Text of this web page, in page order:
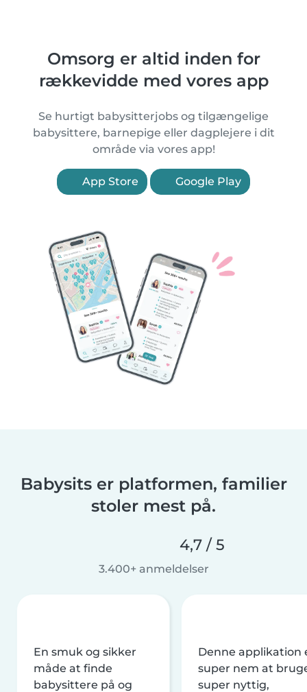
Omsorg er altid inden for
rækkevidde med vores app
Se hurtigt babysitterjobs og tilgængelige
babysittere, barnepige eller dagplejere i dit
område via vores app!
App Store Google Play
Babysits er platformen, familier
stoler mest på.
4,7 / 5
3.400+ anmeldelser
En smuk og sikker
måde at finde
babysittere på og
Denne applikation
super nem at
super nyttig,